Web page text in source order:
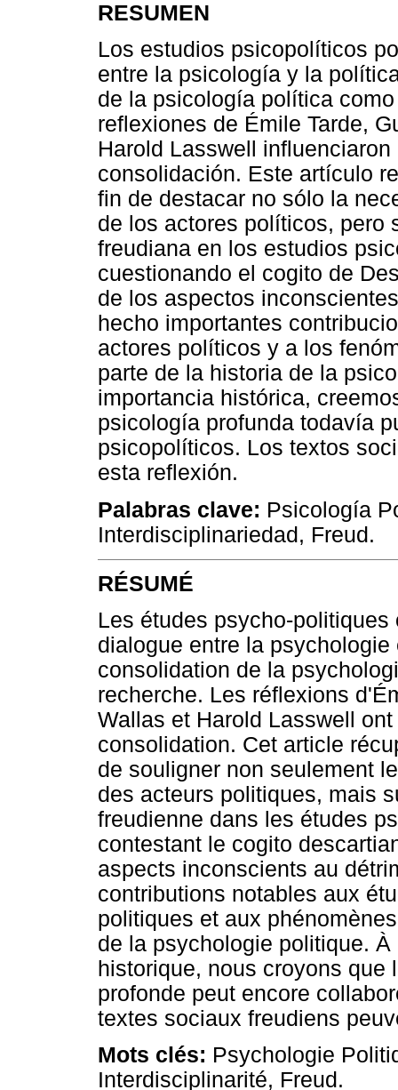
RESUMEN
Los estudios psicopolíticos
entre la psicología y la
de la psicología política
reflexiones de Émile Tarde,
Harold Lasswell
consolidación. Este artículo
fin de destacar no sólo la
de los actores políticos, pero
freudiana en los estudios
cuestionando el cogito de
de los aspectos
hecho importantes
actores políticos y a los
parte de la historia de la
importancia histórica,
psicología profunda todavía
psicopolíticos. Los textos
esta reflexión.
Palabras clave: Psicología
Interdisciplinariedad, Freud.
RÉSUMÉ
Les études psycho-
dialogue entre la
consolidation de la
recherche. Les réflexions
Wallas et Harold Lasswell
consolidation. Cet article
de souligner non seulement
des acteurs politiques, mais
freudienne dans les études
contestant le cogito
aspects inconscients au
contributions notables aux
politiques et aux
de la psychologie politique.
historique, nous croyons
profonde peut encore
textes sociaux freudiens
Mots clés: Psychologie
Interdisciplinarité, Freud.